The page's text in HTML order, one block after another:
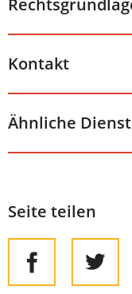
Kontakt
Ähnliche
Seite teilen